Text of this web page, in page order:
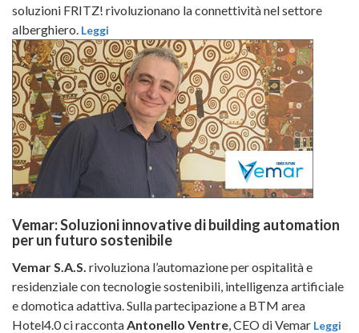
soluzioni FRITZ! rivoluzionano la connettività nel settore
alberghiero. Leggi
Vemar: Soluzioni innovative di building automation
per un futuro sostenibile
Vemar S.A.S. rivoluziona l’automazione per ospitalità e
residenziale con tecnologie sostenibili, intelligenza artificiale
e domotica adattiva. Sulla partecipazione a BTM area
Hotel4.0 ci raccontaAntonello Ventre, CEO di Vemar Leggi